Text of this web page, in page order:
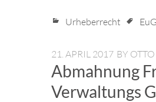
Urheberrecht
21. APRIL 2017 BY
Abmahnung
Verwaltungs